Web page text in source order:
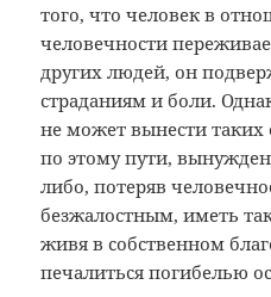
того, что человек в
человечности
других людей, он
страданиям и боли.
не может вынести таких
по этому пути,
либо, потеряв
безжалостным, иметь
живя в собственном
печалиться погибелью